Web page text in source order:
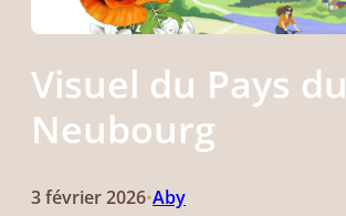
Visuel du Pays du
Neubourg
3 février 2026•Aby